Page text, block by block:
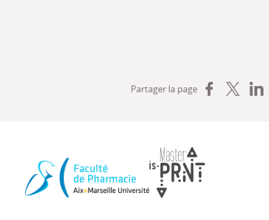
Partager la page Partager surPartager sur
l'emploi, de la formation professionnelle et du dialogue